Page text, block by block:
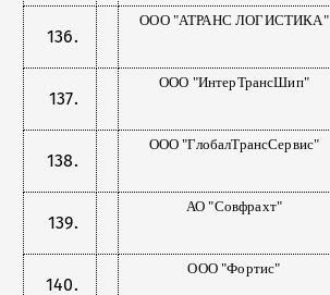
ООО "АТРАНС ЛОГИСТИКА"
ООО "ИнтерТрансШип"
ООО "ГлобалТрансСервис"
АО "Совфрахт"
ООО "Фортис"